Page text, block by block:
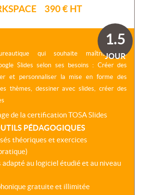
390 € HT
qui souhaite maîtriser les
Slides selon ses besoins : Créer des
et personnaliser la mise en forme des
thèmes, dessiner avec slides, créer des
de la certification TOSA Slides
PÉDAGOGIQUES
théoriques et exercices
adapté au logiciel étudié et au niveau
gratuite et illimitée
1.5
JOUR